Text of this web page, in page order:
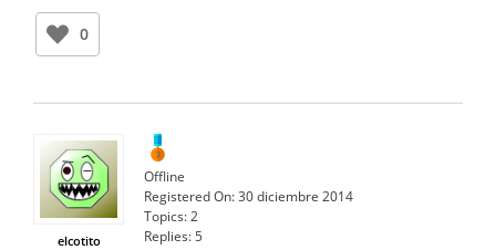
0
elcotito
Offline
Registered On:30 diciembre 2014
Topics:2
Replies:5